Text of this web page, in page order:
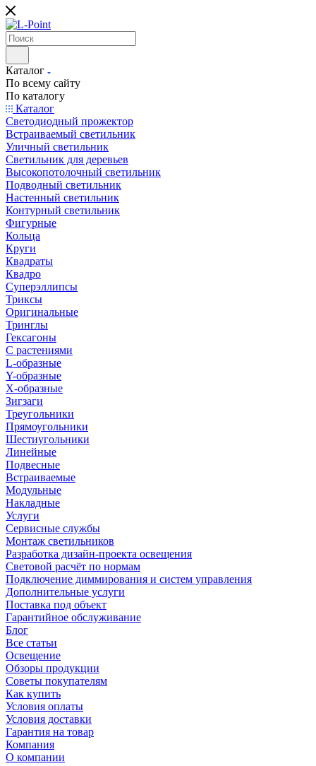
Каталог
По всему сайту
По каталогу
Каталог
Светодиодный прожектор
Встраиваемый светильник
Уличный светильник
Светильник для деревьев
Высокопотолочный светильник
Подводный светильник
Настенный светильник
Контурный светильник
Фигурные
Кольца
Круги
Квадраты
Квадро
Суперэллипсы
Триксы
Оригинальные
Тринглы
Гексагоны
С растениями
L-образные
Y-образные
X-образные
Зигзаги
Треугольники
Прямоугольники
Шестиугольники
Линейные
Подвесные
Встраиваемые
Модульные
Накладные
Услуги
Сервисные службы
Монтаж светильников
Разработка дизайн-проекта освещения
Световой расчёт по нормам
Подключение диммирования и систем управления
Дополнительные услуги
Поставка под объект
Гарантийное обслуживание
Блог
Все статьи
Освещение
Обзоры продукции
Советы покупателям
Как купить
Условия оплаты
Условия доставки
Гарантия на товар
Компания
О компании